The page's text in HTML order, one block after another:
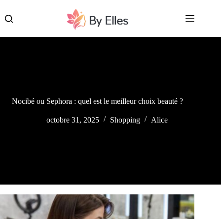
contenu
Nocibé ou Sephora : quel est le meilleur choix beauté ?
octobre 31, 2025 Shopping Alice